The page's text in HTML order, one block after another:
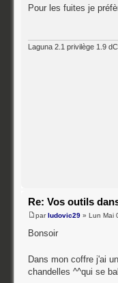
Pour les fuites je
Laguna 2.1 privilège 1.9
Re: Vos outils
parludovic29 » Lun Mai
Bonsoir
Dans mon coffre j'ai
chandelles ^^qui se